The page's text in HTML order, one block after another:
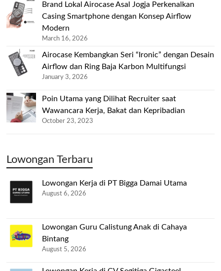
Brand Lokal Airocase Asal Jogja Perkenalkan
Casing Smartphone dengan Konsep Airflow
Modern
March 16, 2026
Airocase Kembangkan Seri “Ironic” dengan Desain
Airflow dan Ring Baja Karbon Multifungsi
January 3, 2026
Poin Utama yang Dilihat Recruiter saat
Wawancara Kerja, Bakat dan Kepribadian
October 23, 2023
Lowongan Terbaru
Lowongan Kerja di PT Bigga Damai Utama
August 6, 2026
Lowongan Guru Calistung Anak di Cahaya
Bintang
August 5, 2026